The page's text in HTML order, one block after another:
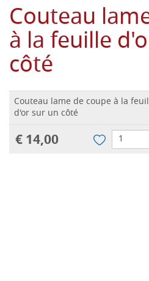
Couteau
à la feuille
côté
Couteau lame de coupe à la
d'or sur un côté
€ 14,00